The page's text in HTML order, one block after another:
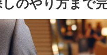
のやり方まで